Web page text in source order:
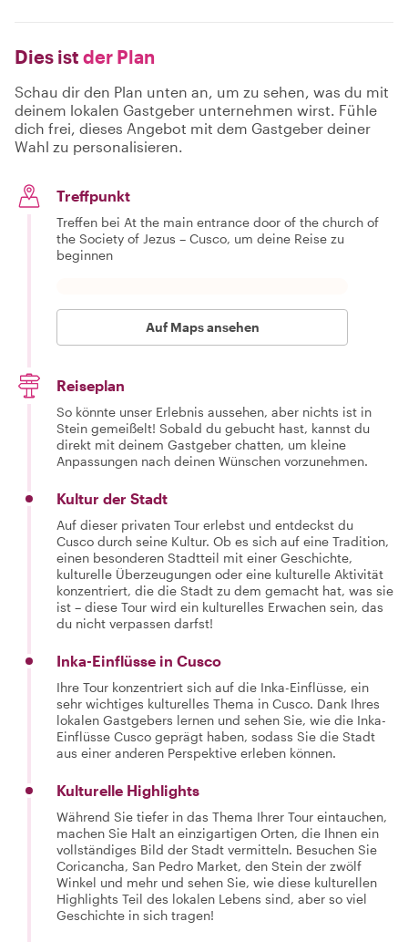
Dies ist der Plan
Schau dir den Plan unten an, um zu sehen, was du mit
deinem lokalen Gastgeber unternehmen wirst. Fühle
dich frei, dieses Angebot mit dem Gastgeber deiner
Wahl zu personalisieren.
Treffpunkt
Treffen bei At the main entrance door of the church of
the Society of Jezus – Cusco, um deine Reise zu
beginnen
Auf Maps ansehen
Reiseplan
So könnte unser Erlebnis aussehen, aber nichts ist in
Stein gemeißelt! Sobald du gebucht hast, kannst du
direkt mit deinem Gastgeber chatten, um kleine
Anpassungen nach deinen Wünschen vorzunehmen.
Kultur der Stadt
Auf dieser privaten Tour erlebst und entdeckst du
Cusco durch seine Kultur. Ob es sich auf eine Tradition,
einen besonderen Stadtteil mit einer Geschichte,
kulturelle Überzeugungen oder eine kulturelle Aktivität
konzentriert, die die Stadt zu dem gemacht hat, was sie
ist – diese Tour wird ein kulturelles Erwachen sein, das
du nicht verpassen darfst!
Inka-Einflüsse in Cusco
Ihre Tour konzentriert sich auf die Inka-Einflüsse, ein
sehr wichtiges kulturelles Thema in Cusco. Dank Ihres
lokalen Gastgebers lernen und sehen Sie, wie die Inka-
Einflüsse Cusco geprägt haben, sodass Sie die Stadt
aus einer anderen Perspektive erleben können.
Kulturelle Highlights
Während Sie tiefer in das Thema Ihrer Tour eintauchen,
machen Sie Halt an einzigartigen Orten, die Ihnen ein
vollständiges Bild der Stadt vermitteln. Besuchen Sie
Coricancha, San Pedro Market, den Stein der zwölf
Winkel und mehr und sehen Sie, wie diese kulturellen
Highlights Teil des lokalen Lebens sind, aber so viel
Geschichte in sich tragen!